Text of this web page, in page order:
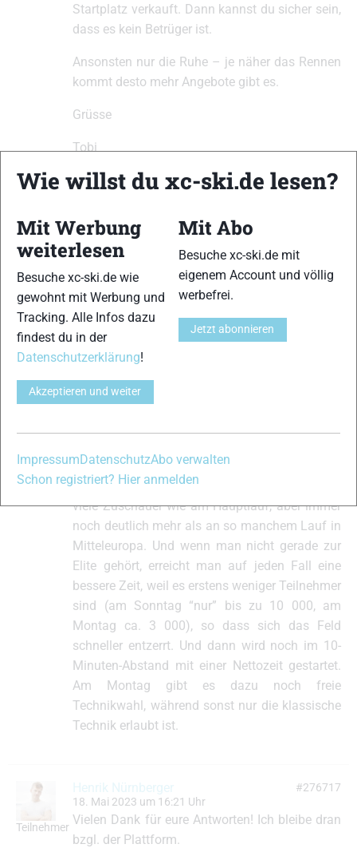
Startplatz verkauft. Dann kannst du sicher sein,
dass es kein Betrüger ist.
Ansonsten nur die Ruhe – je näher das Rennen
kommt desto mehr Angebote gibt es.
Grüsse
Tobi
Teilnehmer
6. Mai 2023 um 9:03 Uhr
Buy and sell a start position
13. Mai 2023 um 12:38 Uhr
Hast du schon mal darüber nachgedacht, an
es ist die identische Strecke mit den gleichen
Kontrollpunkten, etc. Es sind zwar nicht ganz so
viele Zuschauer wie am Hauptlauf, aber immer
noch deutlich mehr als an so manchem Lauf in
Mitteleuropa. Und wenn man nicht gerade zur
Elite gehört, erreicht man auf jeden Fall eine
bessere Zeit, weil es erstens weniger Teilnehmer
sind (am Sonntag “nur” bis zu 10 000, am
Montag ca. 3 000), so dass sich das Feld
schneller entzerrt. Und dann wird noch im 10-
Minuten-Abstand mit einer Nettozeit gestartet.
Am Montag gibt es dazu noch freie
Technikwahl, während sonst nur die klassische
Technik erlaubt ist.
Teilnehmer
Henrik Nürnberger
18. Mai 2023 um 16:21 Uhr
#276717
Vielen Dank für eure Antworten! Ich bleibe dran
bzgl. der Plattform.
Wie willst du xc-ski.de lesen?
Mit Werbung
weiterlesen
Besuche xc-ski.de wie
gewohnt mit Werbung und
Tracking. Alle Infos dazu
findest du in der
Datenschutzerklärung!
Akzeptieren und weiter
Mit Abo
Besuche xc-ski.de mit
eigenem Account und völlig
werbefrei.
Jetzt abonnieren
Impressum DatenschutzAbo verwalten
Schon registriert? Hier anmelden